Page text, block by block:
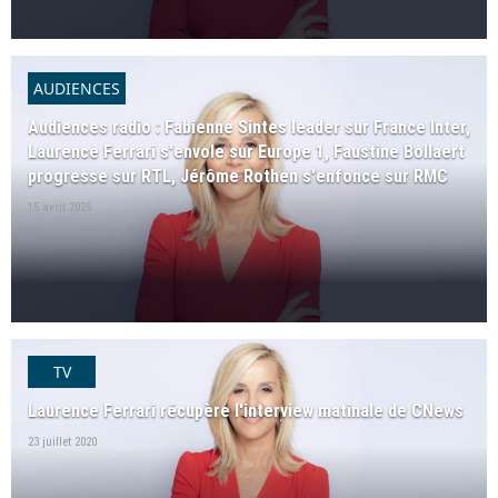
AUDIENCES
Audiences radio : Fabienne Sintes leader sur France Inter,
Laurence Ferrari s'envole sur Europe 1, Faustine Bollaert
progresse sur RTL, Jérôme Rothen s'enfonce sur RMC
15 avril 2025
TV
Laurence Ferrari récupère l'interview matinale de CNews
23 juillet 2020